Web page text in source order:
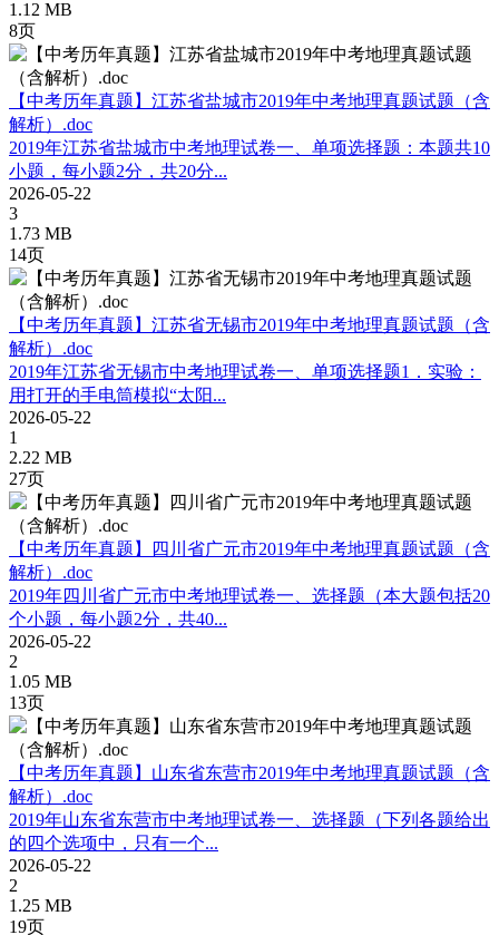
1.12 MB
8页
【中考历年真题】江苏省盐城市2019年中考地理真题试题（含
解析）.doc
2019年江苏省盐城市中考地理试卷一、单项选择题：本题共10
小题，每小题2分，共20分...
2026-05-22
3
1.73 MB
14页
【中考历年真题】江苏省无锡市2019年中考地理真题试题（含
解析）.doc
2019年江苏省无锡市中考地理试卷一、单项选择题1．实验：
用打开的手电筒模拟“太阳...
2026-05-22
1
2.22 MB
27页
【中考历年真题】四川省广元市2019年中考地理真题试题（含
解析）.doc
2019年四川省广元市中考地理试卷一、选择题（本大题包括20
个小题，每小题2分，共40...
2026-05-22
2
1.05 MB
13页
【中考历年真题】山东省东营市2019年中考地理真题试题（含
解析）.doc
2019年山东省东营市中考地理试卷一、选择题（下列各题给出
的四个选项中，只有一个...
2026-05-22
2
1.25 MB
19页